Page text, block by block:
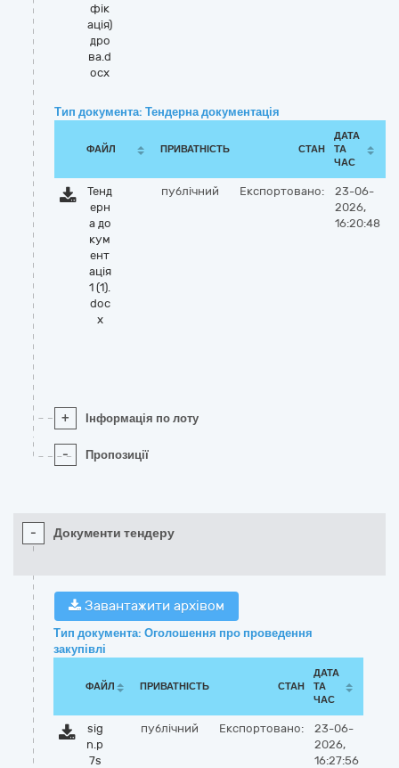
фік
ація)
дро
ва.d
ocx
Тип документа: Тендерна документація
ФАЙЛ ПРИВАТНІСТЬ СТАН
ДАТА
ТА
ЧАС
Тенд
ерн
а до
кум
ент
ація
1 (1).
doc
x
публічний Експортовано:
23-06-
2026,
16:20:48
+ Інформація по лоту
- Пропозиції
- Документи тендеру
Завантажити архівом
Тип документа: Оголошення про проведення
закупівлі
ФАЙЛ ПРИВАТНІСТЬ СТАН
ДАТА
ТА
ЧАС
sig
n.p
7s
публічний Експортовано:
23-06-
2026,
16:27:56